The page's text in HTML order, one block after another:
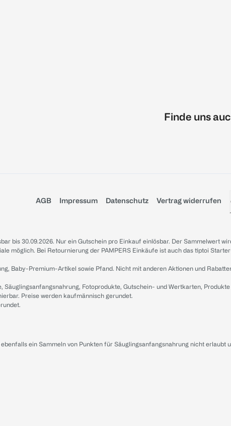
Finde uns
AGB Impressum Datenschutz Vertrag widerrufen
bis 30.09.2026. Nur ein Gutschein pro Einkauf einlösbar. Der Sammelwert
möglich. Bei Retournierung der PAMPERS Einkäufe ist auch das tiptoi
Baby-Premium-Artikel sowie Pfand. Nicht mit anderen Aktionen und
Säuglingsanfangsnahrung, Fotoprodukte, Gutschein- und Wertkarten,
Preise werden kaufmännisch gerundet.
ein Sammeln von Punkten für Säuglingsanfangsnahrung nicht erlaubt